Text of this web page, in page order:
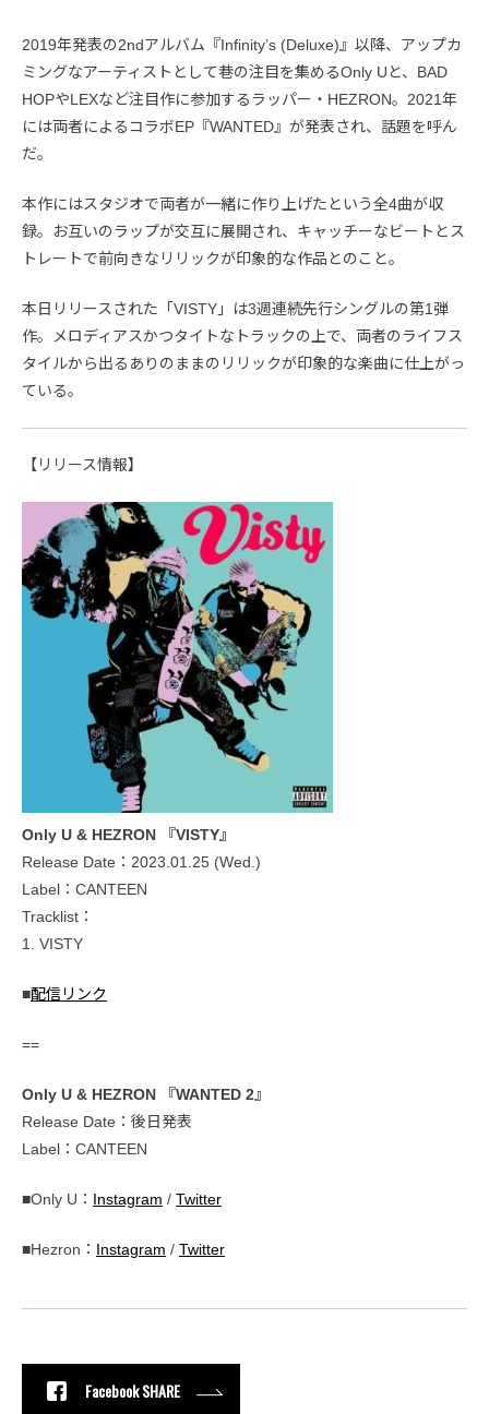
2019年発表の2ndアルバム『Infinity’s (Deluxe)』以降、アップカ
ミングなアーティストとして巷の注目を集めるOnly Uと、BAD
HOPやLEXなど注目作に参加するラッパー・HEZRON。2021年
には両者によるコラボEP『WANTED』が発表され、話題を呼ん
だ。
本作にはスタジオで両者が一緒に作り上げたという全4曲が収
録。お互いのラップが交互に展開され、キャッチーなビートとス
トレートで前向きなリリックが印象的な作品とのこと。
本日リリースされた「VISTY」は3週連続先行シングルの第1弾
作。メロディアスかつタイトなトラックの上で、両者のライフス
タイルから出るありのままのリリックが印象的な楽曲に仕上がっ
ている。
【リリース情報】
Only U & HEZRON 『VISTY』
Release Date：2023.01.25 (Wed.)
Label：CANTEEN
Tracklist：
1. VISTY
■配信リンク
==
Only U & HEZRON 『WANTED 2』
Release Date：後日発表
Label：CANTEEN
■Only U： Instagram / Twitter
■Hezron： Instagram / Twitter
Facebook SHARE